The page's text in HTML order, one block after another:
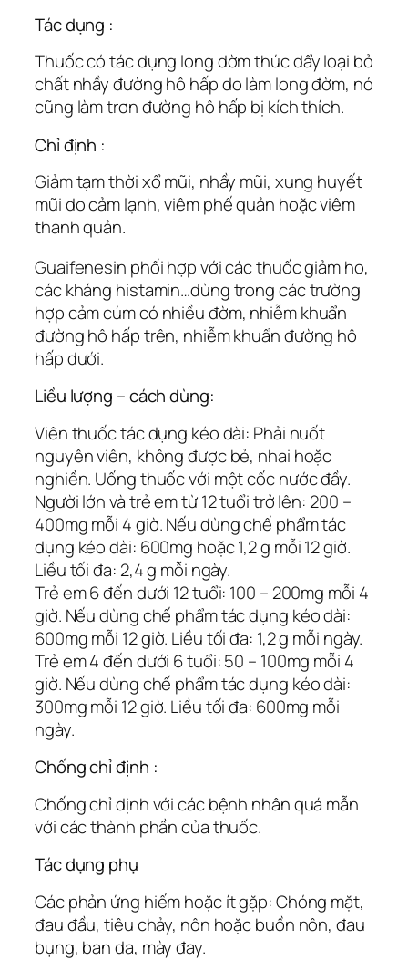
Tác dụng :
Thuốc có tác dụng long đờm thúc đẩy loại bỏ
chất nhầy đường hô hấp do làm long đờm, nó
cũng làm trơn đường hô hấp bị kích thích.
Chỉ định :
Giảm tạm thời xổ mũi, nhầy mũi, xung huyết
mũi do cảm lạnh, viêm phế quản hoặc viêm
thanh quản.
Guaifenesin phối hợp với các thuốc giảm ho,
các kháng histamin…dùng trong các trường
hợp cảm cúm có nhiều đờm, nhiễm khuẩn
đường hô hấp trên, nhiễm khuẩn đường hô
hấp dưới.
Liều lượng – cách dùng:
Viên thuốc tác dụng kéo dài: Phải nuốt
nguyên viên, không được bẻ, nhai hoặc
nghiền. Uống thuốc với một cốc nước đầy.
Người lớn và trẻ em từ 12 tuổi trở lên: 200 –
400mg mỗi 4 giờ. Nếu dùng chế phẩm tác
dụng kéo dài: 600mg hoặc 1,2 g mỗi 12 giờ.
Liều tối đa: 2,4 g mỗi ngày.
Trẻ em 6 đến dưới 12 tuổi: 100 – 200mg mỗi 4
giờ. Nếu dùng chế phẩm tác dụng kéo dài:
600mg mỗi 12 giờ. Liều tối đa: 1,2 g mỗi ngày.
Trẻ em 4 đến dưới 6 tuổi: 50 – 100mg mỗi 4
giờ. Nếu dùng chế phẩm tác dụng kéo dài:
300mg mỗi 12 giờ. Liều tối đa: 600mg mỗi
ngày.
Chống chỉ định :
Chống chỉ định với các bệnh nhân quá mẫn
với các thành phần của thuốc.
Tác dụng phụ
Các phản ứng hiếm hoặc ít gặp: Chóng mặt,
đau đầu, tiêu chảy, nôn hoặc buồn nôn, đau
bụng, ban da, mày đay.